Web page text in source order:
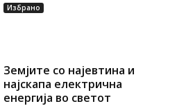
Избрано
Земјите со најевтина и
најскапа електрична
енергија во светот